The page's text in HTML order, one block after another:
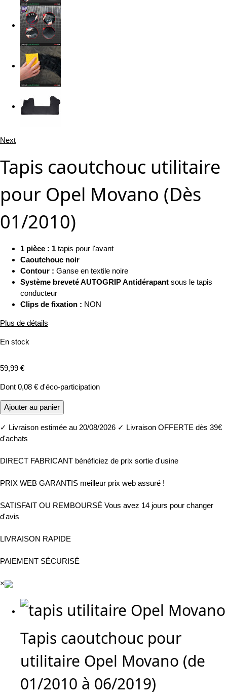
Next
Tapis caoutchouc utilitaire
pour Opel Movano (Dès
01/2010)
1 pièce : 1 tapis pour l'avant
Caoutchouc noir
Contour : Ganse en textile noire
Système breveté AUTOGRIP Antidérapant sous le tapis
conducteur
Clips de fixation : NON
Plus de détails
En stock
59,99 €
Dont 0,08 € d'éco-participation
Ajouter au panier
✓ Livraison estimée au 20/08/2026 ✓ Livraison OFFERTE dès 39€
d'achats
DIRECT FABRICANT bénéficiez de prix sortie d'usine
PRIX WEB GARANTIS meilleur prix web assuré !
SATISFAIT OU REMBOURSÉ Vous avez 14 jours pour changer
d'avis
LIVRAISON RAPIDE
PAIEMENT SÉCURISÉ
×
Tapis caoutchouc pour
utilitaire Opel Movano (de
01/2010 à 06/2019)